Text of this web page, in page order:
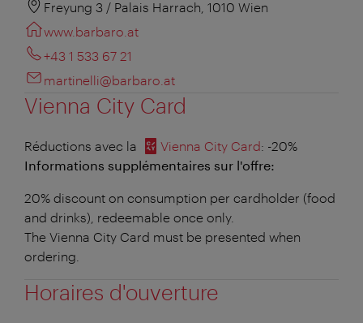
Freyung 3 / Palais Harrach, 1010 Wien
www.barbaro.at
+43 1 533 67 21
martinelli@barbaro.at
Vienna City Card
Réductions avec la Vienna City Card: -20%
Informations supplémentaires sur l'offre:
20% discount on consumption per cardholder (food
and drinks), redeemable once only.
The Vienna City Card must be presented when
ordering.
Horaires d'ouverture